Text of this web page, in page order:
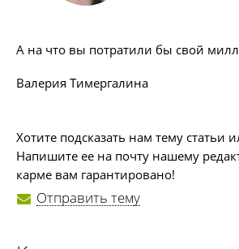
А на что вы потратили бы свой
Валерия Тимергалина
Хотите подсказать нам тему статьи
Напишите ее на почту нашему
карме вам гарантировано!
Отправить тему